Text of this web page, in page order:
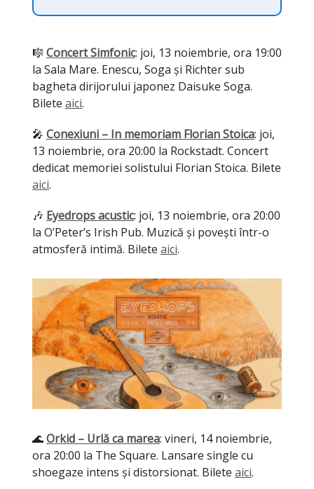
🎼 Concert Simfonic: joi, 13 noiembrie, ora 19:00
la Sala Mare. Enescu, Soga și Richter sub
bagheta dirijorului japonez Daisuke Soga.
Bilete aici.
🎤 Conexiuni – In memoriam Florian Stoica: joi,
13 noiembrie, ora 20:00 la Rockstadt. Concert
dedicat memoriei solistului Florian Stoica. Bilete
aici.
🎶 Eyedrops acustic: joi, 13 noiembrie, ora 20:00
la O’Peter’s Irish Pub. Muzică și povești într-o
atmosferă intimă. Bilete aici.
🌊Orkid – Urlă ca marea: vineri, 14 noiembrie,
ora 20:00 la The Square. Lansare single cu
shoegaze intens și distorsionat. Bilete aici.